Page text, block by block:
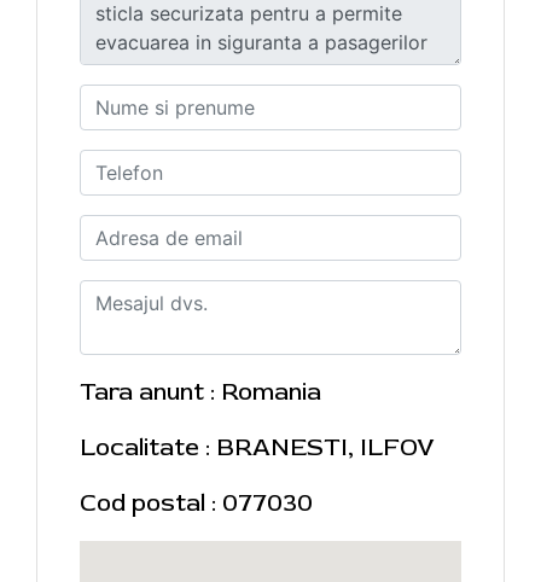
Tara anunt : Romania
Localitate : BRANESTI, ILFOV
Cod postal : 077030